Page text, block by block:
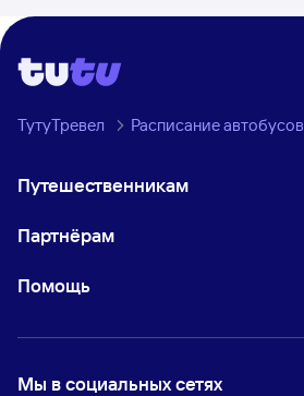
ТутуТревел Расписание автобусов
Путешественникам
Партнёрам
Помощь
Мы в социальных сетях